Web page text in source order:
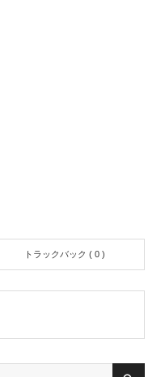
トラックバック ( 0 )